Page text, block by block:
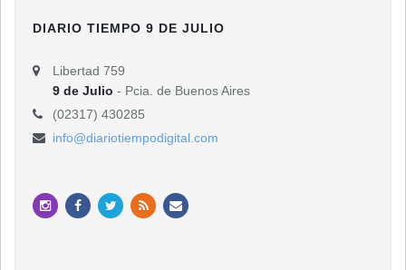
DIARIO TIEMPO 9 DE JULIO
Libertad 759
9 de Julio - Pcia. de Buenos Aires
(02317) 430285
info@diariotiempodigital.com